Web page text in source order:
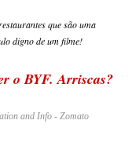
que são uma
digno de um filme!
o BYF. Arriscas?